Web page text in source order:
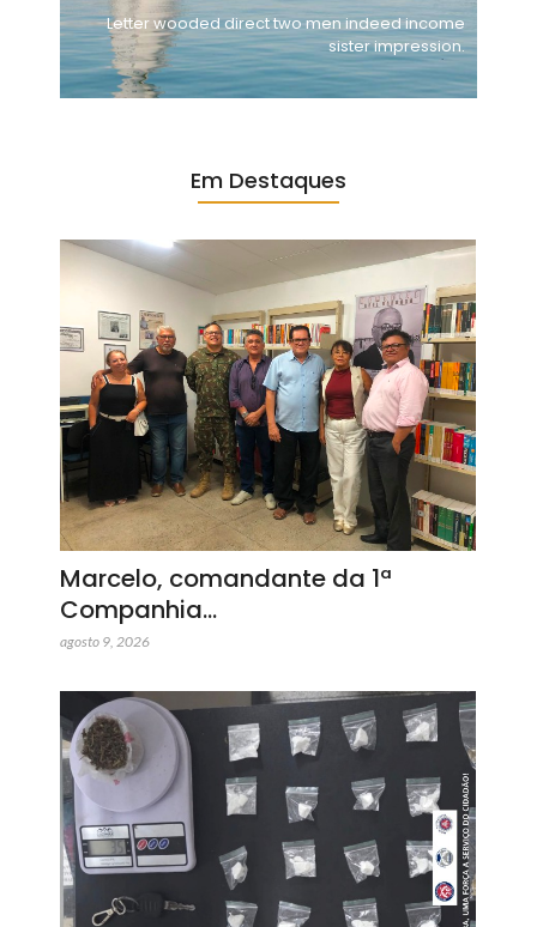
Letter wooded direct two men indeed income
sister impression.
Em Destaques
Marcelo, comandante da 1ª
Companhia…
agosto 9, 2026